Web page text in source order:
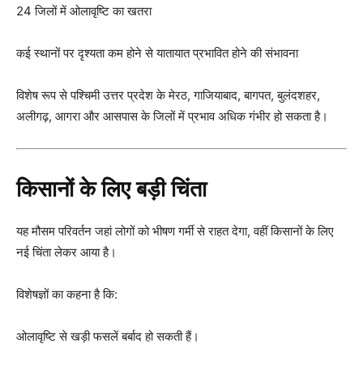
24 जिलों में ओलावृष्टि का खतरा
कई स्थानों पर दृश्यता कम होने से यातायात प्रभावित होने की संभावना
विशेष रूप से पश्चिमी उत्तर प्रदेश के मेरठ, गाजियाबाद, बागपत, बुलंदशहर,
अलीगढ़, आगरा और आसपास के जिलों में प्रभाव अधिक गंभीर हो सकता है।
किसानों के लिए बड़ी चिंता
यह मौसम परिवर्तन जहां लोगों को भीषण गर्मी से राहत देगा, वहीं किसानों के लिए
नई चिंता लेकर आया है।
विशेषज्ञों का कहना है कि:
ओलावृष्टि से खड़ी फसलें बर्बाद हो सकती हैं।